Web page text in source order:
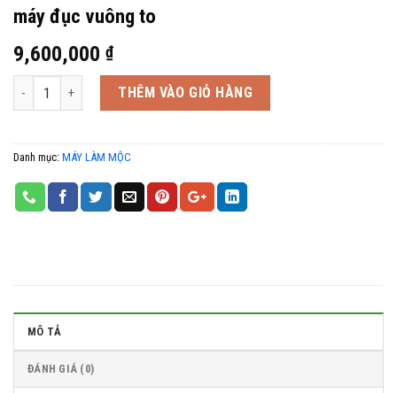
máy đục vuông to
9,600,000 ₫
Số lượng THÊM VÀO GIỎ HÀNG
Danh mục: MÁY LÀM MỘC
MÔ TẢ
ĐÁNH GIÁ (0)